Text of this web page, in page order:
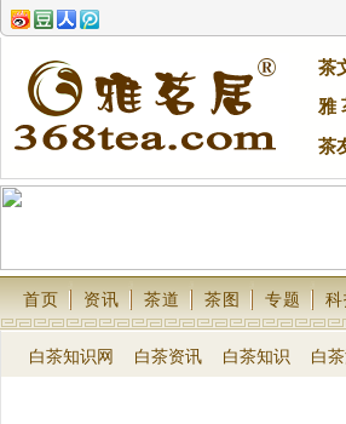
茶
雅
茶
首页 资讯 茶道 茶图 专题 科
白茶知识网 白茶资讯 白茶知识 白